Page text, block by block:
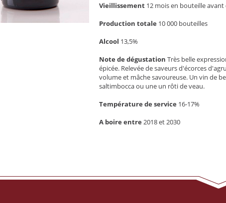
Vieillissement 12 mois en bouteille
Production totale 10 000 bouteilles
Alcool 13,5%
Note de dégustation Très belle
épicée. Relevée de saveurs d'écorces
volume et mâche savoureuse. Un vin de
saltimbocca ou une un rôti de veau.
Température de service 16-17%
A boire entre 2018 et 2030